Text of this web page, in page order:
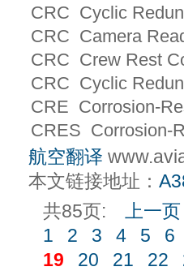
CRC Cyclic
CRC Camera
CRC Crew Rest
CRC Cyclic
CRE Corrosion-
CRES Corrosion-
航空翻译
本文链接地址：
共85页:
上一页
1
2 3 4 5 6
19
20 21 22